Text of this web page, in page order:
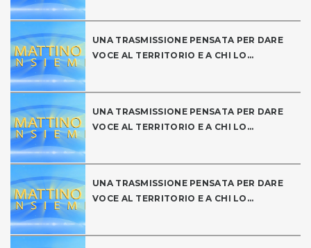
UNA TRASMISSIONE PENSATA PER DARE
VOCE AL TERRITORIO E A CHI LO...
UNA TRASMISSIONE PENSATA PER DARE
VOCE AL TERRITORIO E A CHI LO...
UNA TRASMISSIONE PENSATA PER DARE
VOCE AL TERRITORIO E A CHI LO...